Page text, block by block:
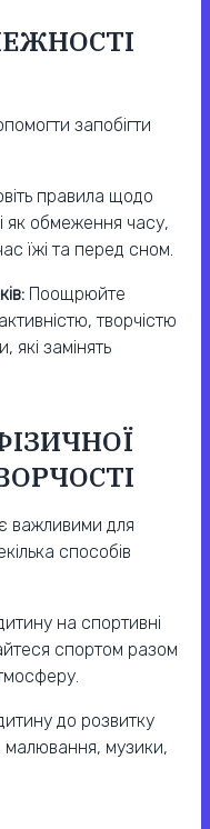
запобігти
правила щодо
як обмеження часу,
їжі та перед сном.
Поощрюйте
творчістю
які замінять
є важливими для
способів
на спортивні
спортом разом
до розвитку
малювання, музики,